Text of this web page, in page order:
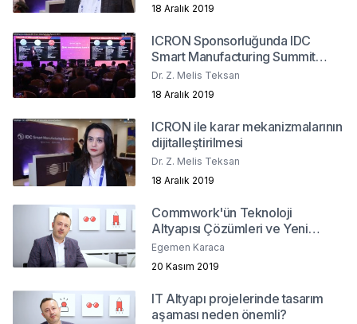
18 Aralık 2019
ICRON Sponsorluğunda IDC
Smart Manufacturing Summit
2019
Dr. Z. Melis Teksan
18 Aralık 2019
ICRON ile karar mekanizmalarının
dijitalleştirilmesi
Dr. Z. Melis Teksan
18 Aralık 2019
Commwork'ün Teknoloji
Altyapısı Çözümleri ve Yeni
Teknolojilere Yaklaşımları
Egemen Karaca
20 Kasım 2019
IT Altyapı projelerinde tasarım
aşaması neden önemli?